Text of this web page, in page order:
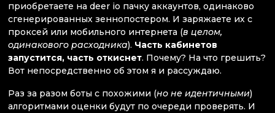
приобретаете на deer io пачку аккаунтов, одинаково
сгенерированных зеннопостером. И заряжаете их с
проксей или мобильного интернета (в целом,
одинакового расходника). Часть кабинетов
запустится, часть откиснет. Почему? На что грешить?
Вот непосредственно об этом я и рассуждаю.
Раз за разом боты с похожими (но не идентичными)
алгоритмами оценки будут по очереди проверять. И